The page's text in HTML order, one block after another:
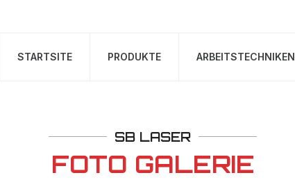
STARTSITE PRODUKTE ARBEITSTECHNIKEN
SB LASER
FOTO GALERIE